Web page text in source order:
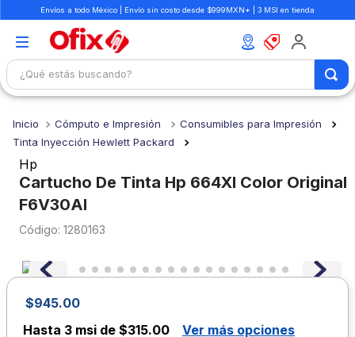
Envíos a todo México | Envío sin costo desde $999MXN* | 3 MSI en tienda
¿Qué estás buscando?
Cómputo e Impresión
Consumibles para Impresión
Tinta Inyección Hewlett Packard
Hp
Cartucho De Tinta Hp 664Xl Color Original
F6V30Al
: 1280163
$945.00
Hasta 3 msi de $315.00 Ver más opciones
1.
mochilas
2.
3.
cuaderno
.
cuadernos
colores
6.
boligrafo
7.
sacapuntas
8 .
escolar